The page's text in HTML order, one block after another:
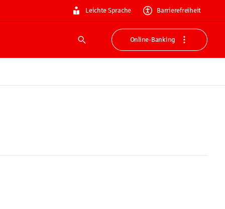
Leichte Sprache Barrierefreiheit
Suche
Online-Banking